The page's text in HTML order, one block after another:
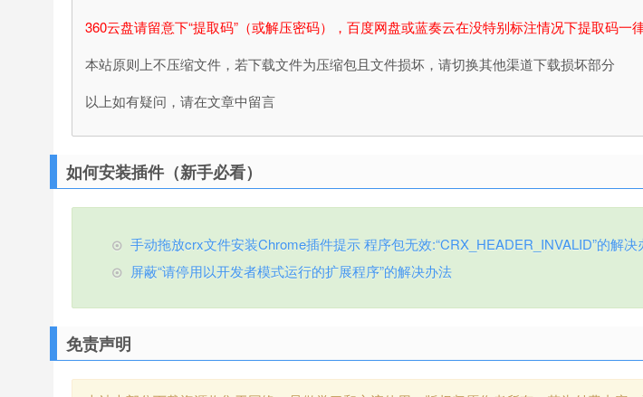
360云盘请留意下“提取码”（或解压密码），百度网盘或蓝奏云在没特别标注情况下提取码一
本站原则上不压缩文件，若下载文件为压缩包且文件损坏，请切换其他渠道下载损坏部分
以上如有疑问，请在文章中留言
如何安装插件（新手必看）
手动拖放crx文件安装Chrome插件提示 程序包无效:“CRX_HEADER_INVALID”的解决
屏蔽“请停用以开发者模式运行的扩展程序”的解决办法
免责声明